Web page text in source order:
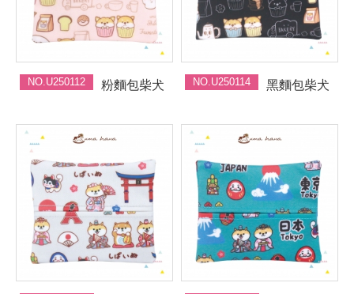
NO.U250112 粉麵包柴犬 NO.U250114 黑麵包柴犬